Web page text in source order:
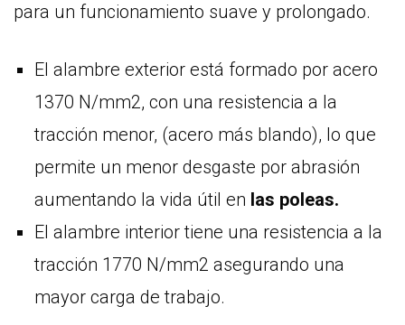
para un funcionamiento suave y prolongado.
El alambre exterior está formado por acero
1370 N/mm2, con una resistencia a la
tracción menor, (acero más blando), lo que
permite un menor desgaste por abrasión
aumentando la vida útil en las poleas.
El alambre interior tiene una resistencia a la
tracción 1770 N/mm2 asegurando una
mayor carga de trabajo.